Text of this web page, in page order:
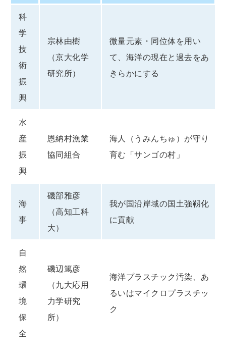
科
学
技
術
振
興
宗林由樹
（京大化学
研究所）
微量元素・同位体を用い
て、海洋の現在と過去をあ
きらかにする
水
産
振
興
恩納村漁業
協同組合
海人（うみんちゅ）が守り
育む「サンゴの村」
海
事
磯部雅彦
（高知工科
大）
我が国沿岸域の国土強靱化
に貢献
自
然
環
境
保
全
磯辺篤彦
（九大応用
力学研究
所）
海洋プラスチック汚染、あ
るいはマイクロプラスチッ
ク